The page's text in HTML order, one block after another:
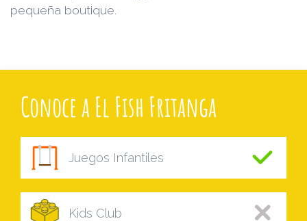
pequeña boutique.
Conoce a El Fish Fritanga
Juegos Infantiles
Kids Club